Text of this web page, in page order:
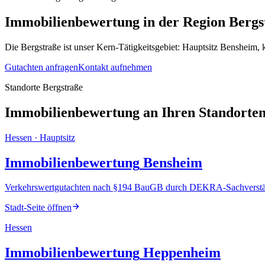
Immobilienbewertung in der Region
Die Bergstraße ist unser Kern-Tätigkeitsgebiet: Hauptsitz
Gutachten anfragenKontakt aufnehmen
Standorte Bergstraße
Immobilienbewertung an Ihren
Hessen · Hauptsitz
Immobilienbewertung Bensheim
Verkehrswertgutachten nach §194 BauGB durch DEKRA-
Stadt-Seite öffnen
Hessen
Immobilienbewertung Heppenheim